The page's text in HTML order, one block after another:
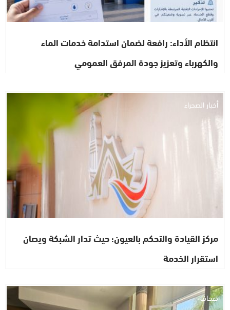
انتظام الأداء: رافعة لضمان استدامة خدمات الماء
والكهرباء وتعزيز جودة المرفق العمومي
أخبار الصحراء
مركز القيادة والتحكم بالعيون؛ حيث تدار الشبكة ويصان
استقرار الخدمة
صحافة